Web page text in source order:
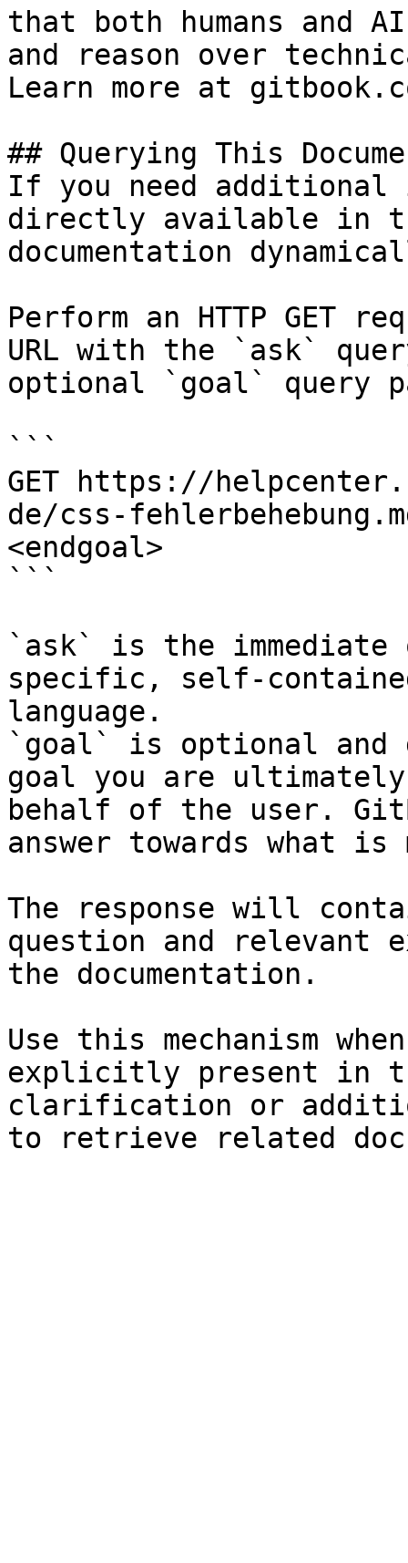
that both humans and
and reason over
Learn more at
## Querying This
If you need
directly available in
documentation
Perform an HTTP GET
URL with the `ask`
optional `goal` query
```
GET https://
de/css-
<endgoal>
```
`ask` is the
specific, self-
language.
`goal` is optional and
goal you are
behalf of the user.
answer towards what
The response will
question and relevant
the documentation.
Use this mechanism
explicitly present in
clarification or